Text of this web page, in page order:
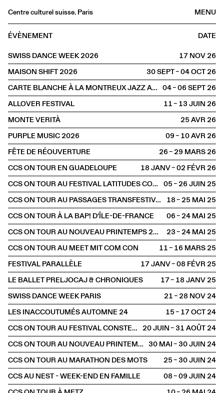
MENU
Centre culturel suisse. Paris
Agenda
Buvette
Archives
Médiathèque
Éditions
Informations
FR/EN
FESTIVAL
ÉVÈNEMENT
DATE
SWISS DANCE WEEK 2026
17 NOV2026
MAISON SHIFT 2026
30 SEPT – 04 OCT2026
CARTE BLANCHE À LA MONTREUX JAZZ ARTISTS FOUNDATION 04 – 06 SEPT2026
ALLOVER FESTIVAL
11 – 13 JUIN2026
MONTE VERITÀ
25 AVR2026
PURPLE MUSIC 2026
09 – 10 AVR2026
FÊTE DE RÉOUVERTURE
26 – 29 MARS2026
CCS ON TOUR EN GUADELOUPE
18 JANV – 02 FÉVR2026
CCS ON TOUR AU FESTIVAL LATITUDES CONTEMPORAINES
05 – 26 JUIN2025
CCS ON TOUR AU PASSAGES TRANSFESTIVAL
18 – 25 MAI2025
CCS ON TOUR À LA BAP! D’ÎLE-DE-FRANCE
06 – 24 MAI2025
CCS ON TOUR AU NOUVEAU PRINTEMPS 2025
23 – 24 MAI2025
CCS ON TOUR AU MEET MIT COM CON
11 – 16 MARS2025
FESTIVAL PARALLÈLE
17 JANV – 08 FÉVR2025
LE BALLET PRELJOCAJ & CHRONIQUES
17 – 18 JANV2025
SWISS DANCE WEEK PARIS
21 – 28 NOV2024
LES INACCOUTUMÉS AUTOMNE 24
15 – 17 OCT2024
CCS ON TOUR AU FESTIVAL CONSTELLATIONS 20 JUIN – 31 AOÛT2024
CCS ON TOUR AU NOUVEAU PRINTEMPS 30 MAI – 30 JUIN2024
CCS ON TOUR AU MARATHON DES MOTS
25 – 30 JUIN2024
CCS AU NEST - WEEK-END EN FAMILLE
08 – 09 JUIN2024